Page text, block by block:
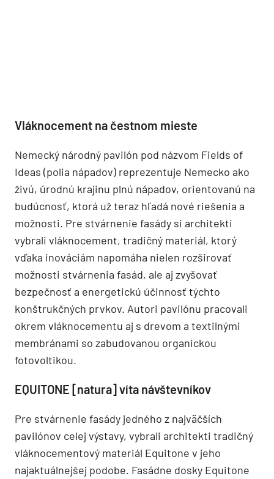
Vláknocement na čestnom mieste
Nemecký národný pavilón pod názvom Fields of
Ideas (polia nápadov) reprezentuje Nemecko ako
živú, úrodnú krajinu plnú nápadov, orientovanú na
budúcnosť, ktorá už teraz hľadá nové riešenia a
možnosti. Pre stvárnenie fasády si architekti
vybrali vláknocement, tradičný materiál, ktorý
vďaka inováciám napomáha nielen rozširovať
možnosti stvárnenia fasád, ale aj zvyšovať
bezpečnosť a energetickú účinnosť týchto
konštrukčných prvkov. Autori pavilónu pracovali
okrem vláknocementu aj s drevom a textilnými
membránami so zabudovanou organickou
fotovoltikou.
EQUITONE [natura] víta návštevníkov
Pre stvárnenie fasády jedného z najväčších
pavilónov celej výstavy, vybrali architekti tradičný
vláknocementový materiál Equitone v jeho
najaktuálnejšej podobe. Fasádne dosky Equitone